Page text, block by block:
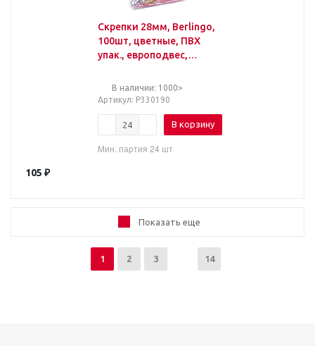
Скрепки 28мм, Berlingo,
100шт, цветные, ПВХ
упак., европодвес,
В наличии: 1000>
Артикул: Р330190
В корзину
Мин. партия 24 шт
105 ₽
Показать еще
1 2 3 14